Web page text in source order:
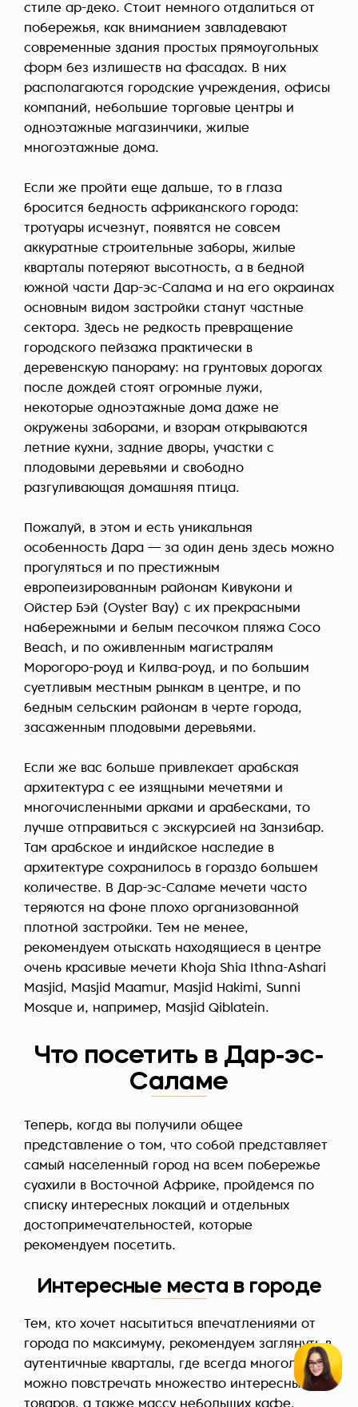
стиле ар-деко. Стоит немного отдалиться от
побережья, как вниманием завладевают
современные здания простых прямоугольных
форм без излишеств на фасадах. В них
располагаются городские учреждения, офисы
компаний, небольшие торговые центры и
одноэтажные магазинчики, жилые
многоэтажные дома.
Если же пройти еще дальше, то в глаза
бросится бедность африканского города:
тротуары исчезнут, появятся не совсем
аккуратные строительные заборы, жилые
кварталы потеряют высотность, а в бедной
южной части Дар-эс-Салама и на его окраинах
основным видом застройки станут частные
сектора. Здесь не редкость превращение
городского пейзажа практически в
деревенскую панораму: на грунтовых дорогах
после дождей стоят огромные лужи,
некоторые одноэтажные дома даже не
окружены заборами, и взорам открываются
летние кухни, задние дворы, участки с
плодовыми деревьями и свободно
разгуливающая домашняя птица.
Пожалуй, в этом и есть уникальная
особенность Дара — за один день здесь можно
прогуляться и по престижным
европеизированным районам Кивукони и
Ойстер Бэй (Oyster Bay) с их прекрасными
набережными и белым песочком пляжа Coco
Beach, и по оживленным магистралям
Морогоро-роуд и Килва-роуд, и по большим
суетливым местным рынкам в центре, и по
бедным сельским районам в черте города,
засаженным плодовыми деревьями.
Если же вас больше привлекает арабская
архитектура с ее изящными мечетями и
многочисленными арками и арабесками, то
лучше отправиться с экскурсией на Занзибар.
Там арабское и индийское наследие в
архитектуре сохранилось в гораздо большем
количестве. В Дар-эс-Саламе мечети часто
теряются на фоне плохо организованной
плотной застройки. Тем не менее,
рекомендуем отыскать находящиеся в центре
очень красивые мечети Khoja Shia Ithna-Ashari
Masjid, Masjid Maamur, Masjid Hakimi, Sunni
Mosque и, например, Masjid Qiblatein.
Что посетить в Дар-эс-
Саламе
Теперь, когда вы получили общее
представление о том, что собой представляет
самый населенный город на всем побережье
суахили в Восточной Африке, пройдемся по
списку интересных локаций и отдельных
достопримечательностей, которые
рекомендуем посетить.
Интересные места в городе
Тем, кто хочет насытиться впечатлениями от
города по максимуму, рекомендуем заглянуть в
аутентичные кварталы, где всегда многолюдно,
можно повстречать множество интересных